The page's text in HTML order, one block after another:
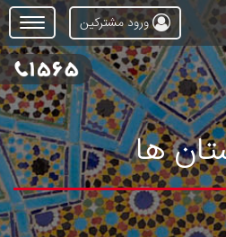
Open
Menu
ورود مشترکین
ها